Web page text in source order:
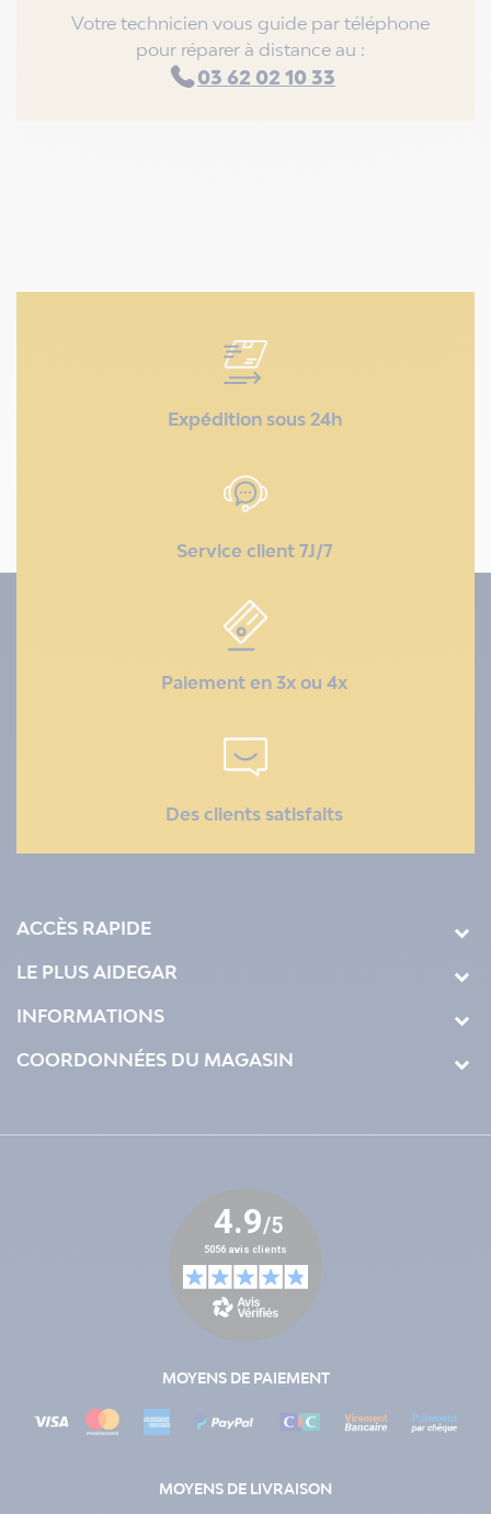
Votre technicien vous guide par téléphone
pour réparer à distance au :
03 62 02 10 33
Expédition sous 24h
Service client 7J/7
Paiement en 3x ou 4x
Des clients satisfaits
ACCÈS RAPIDE
LE PLUS AIDEGAR
INFORMATIONS
COORDONNÉES DU MAGASIN
MOYENS DE PAIEMENT
MOYENS DE LIVRAISON